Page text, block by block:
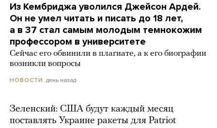
Из Кембриджа уволился Джейсон Ардей.
Он не умел читать и писать до 18 лет,
а в 37 стал самым молодым темнокожим
профессором в университете
Сейчас его обвинили в плагиате, а к его биографии
возникли вопросы
НОВОСТИ день назад
Зеленский: США будут каждый месяц
поставлять Украине ракеты для Patriot